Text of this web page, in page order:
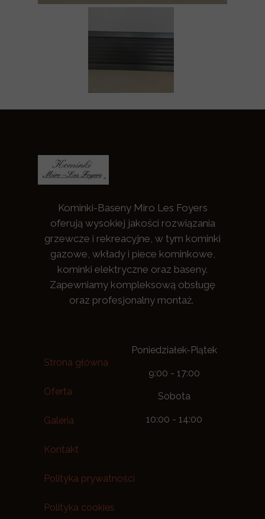
Kominki-Baseny Miro Les Foyers
oferują wysokiej jakości rozwiązania
grzewcze i rekreacyjne, w tym kominki
gazowe, wkłady i piece kominkowe,
kominki elektryczne oraz baseny.
Zapewniamy kompleksową obsługę
oraz profesjonalny montaż.
Strona główna
Oferta
Galeria
Kontakt
Polityka prywatności
Polityka cookies
Poniedziałek-Piątek
9:00 - 17:00
Sobota
10:00 - 14:00